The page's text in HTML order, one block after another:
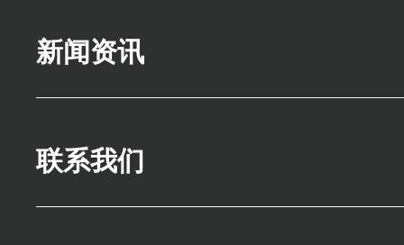
新闻资讯
联系我们